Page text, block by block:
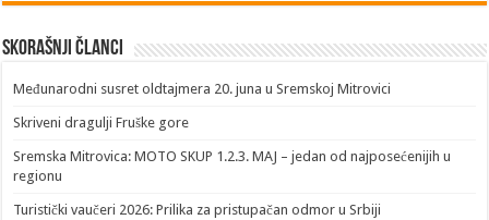
Skorašnji članci
​Međunarodni susret oldtajmera 20. juna u Sremskoj Mitrovici
Skriveni dragulji Fruške gore
Sremska Mitrovica: MOTO SKUP 1.2.3. MAJ – jedan od najposećenijih u
regionu
Turistički vaučeri 2026: Prilika za pristupačan odmor u Srbiji